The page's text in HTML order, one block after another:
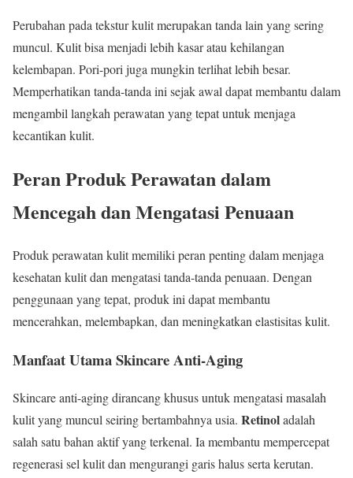
Perubahan pada tekstur kulit merupakan tanda lain yang sering
muncul. Kulit bisa menjadi lebih kasar atau kehilangan
kelembapan. Pori-pori juga mungkin terlihat lebih besar.
Memperhatikan tanda-tanda ini sejak awal dapat membantu dalam
mengambil langkah perawatan yang tepat untuk menjaga
kecantikan kulit.
Peran Produk Perawatan dalam
Mencegah dan Mengatasi Penuaan
Produk perawatan kulit memiliki peran penting dalam menjaga
kesehatan kulit dan mengatasi tanda-tanda penuaan. Dengan
penggunaan yang tepat, produk ini dapat membantu
mencerahkan, melembapkan, dan meningkatkan elastisitas kulit.
Manfaat Utama Skincare Anti-Aging
Skincare anti-aging dirancang khusus untuk mengatasi masalah
kulit yang muncul seiring bertambahnya usia. Retinoladalah
salah satu bahan aktif yang terkenal. Ia membantu mempercepat
regenerasi sel kulit dan mengurangi garis halus serta kerutan.